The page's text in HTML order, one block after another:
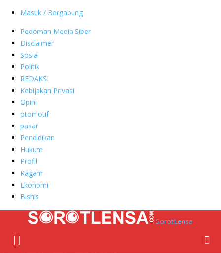
Masuk / Bergabung
Pedoman Media Siber
Disclaimer
Sosial
Politik
REDAKSI
Kebijakan Privasi
Opini
otomotif
pasar
Pendidikan
Hukum
Profil
Ragam
Ekonomi
Bisnis
SorotLensa